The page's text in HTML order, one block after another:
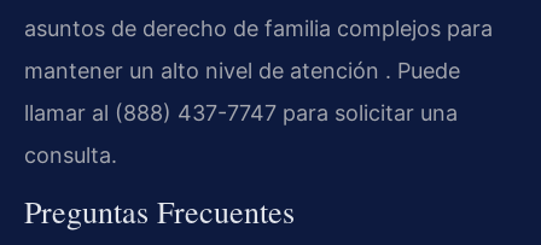
asuntos de derecho de familia complejos para
mantener un alto nivel de atención . Puede
llamar al (888) 437-7747 para solicitar una
consulta.
Preguntas Frecuentes